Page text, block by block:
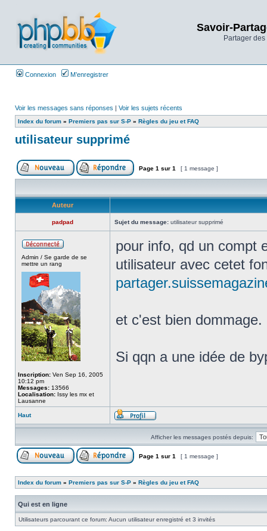
Savoir-
Partager
Connexion M’enregistrer
Voir les messages sans réponses | Voir les sujets récents
Index du forum » Premiers pas sur S-P » Règles du jeu et FAQ
utilisateur supprimé
Page 1 sur 1 [ 1 message ]
Auteur
padpad Sujet du message: utilisateur supprimé
Admin / Se garde de se
mettre un rang
Inscription: Ven Sep 16, 2005
10:12 pm
Messages: 13566
Localisation: Issy les mx et
Lausanne
pour info, qd un compt
utilisateur avec cetet
et c'est bien dommage.
Si qqn a une idée de
Haut
Afficher les messages postés depuis:
Page 1 sur 1 [ 1 message ]
Index du forum » Premiers pas sur S-P » Règles du jeu et FAQ
Qui est en ligne
Utilisateurs parcourant ce forum: Aucun utilisateur enregistré et 3 invités